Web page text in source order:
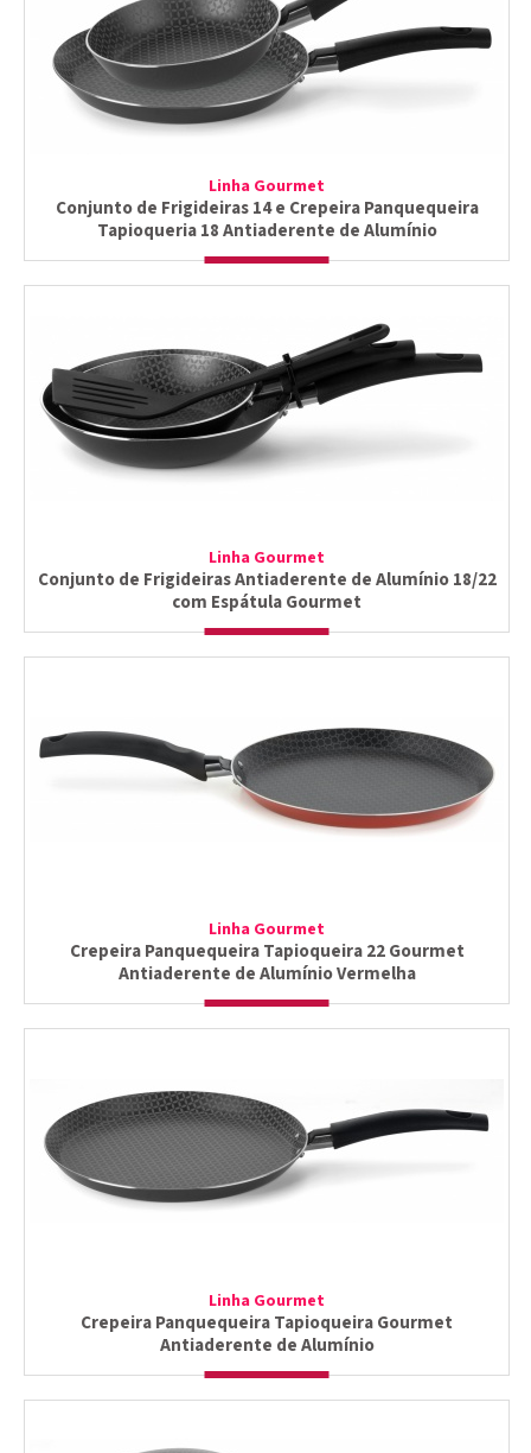
Linha Gourmet
Conjunto de Frigideiras 14 e Crepeira Panquequeira
Tapioqueria 18 Antiaderente de Alumínio
Linha Gourmet
Conjunto de Frigideiras Antiaderente de Alumínio 18/22
com Espátula Gourmet
Linha Gourmet
Crepeira Panquequeira Tapioqueira 22 Gourmet
Antiaderente de Alumínio Vermelha
Linha Gourmet
Crepeira Panquequeira Tapioqueira Gourmet
Antiaderente de Alumínio